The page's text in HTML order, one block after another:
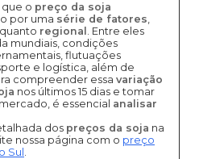
o preço da soja
por uma série de fatores,
quanto regional . Entre eles
mundiais, condições
flutuações
e logística, além de
compreender essa variação
nos últimos 15 dias e tomar
é essencial analisar
dos preços da soja na
nossa página com o preço
Sul .